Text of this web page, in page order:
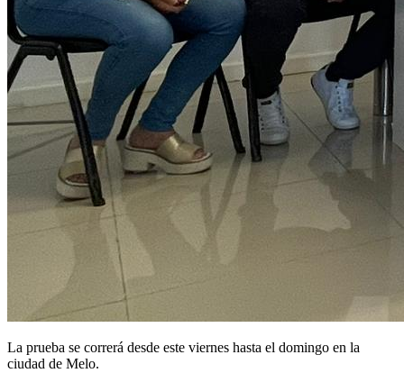
La prueba se correrá desde este viernes hasta el domingo en la
ciudad de Melo.